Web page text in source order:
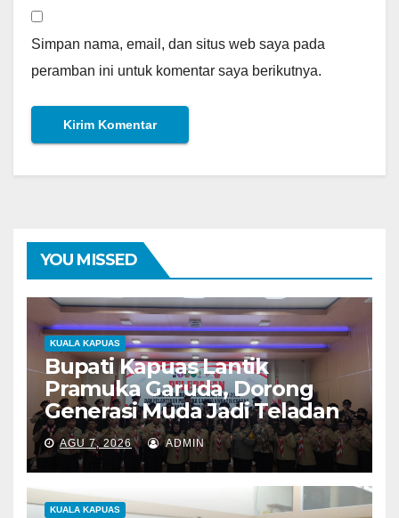
Simpan nama, email, dan situs web saya pada
peramban ini untuk komentar saya berikutnya.
YOU MISSED
KUALA KAPUAS
Bupati Kapuas Lantik
Pramuka Garuda, Dorong
Generasi Muda Jadi Teladan
AGU 7, 2026 ADMIN
KUALA KAPUAS